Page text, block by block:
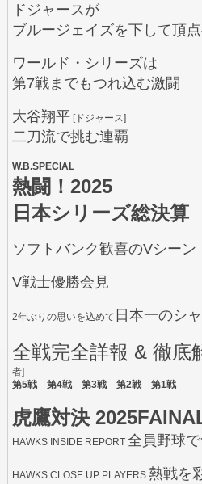
ドジャースが
ブルージェイズを下して頂
ワールド・シリーズは
第7戦までもつれ込む激闘
大谷翔平[ドジャース]
二刀流で挑む連覇
W.B.SPECIAL
熱闘！2025
日本シリーズ総決算
ソフトバンク歓喜のVシーン
V戦士優勝会見
2年ぶりの思いを込めて 日本一のシ
全戦完全詳報 & 徹底
者]
第5戦 第4戦 第3戦 第2戦 第1戦
虎鷹対決
HAWKS INSIDE REPORT 全員野球
HAWKS CLOSE UP PLAYERS 熱戦を